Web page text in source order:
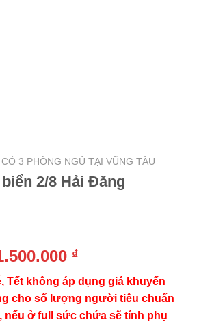
3 PHÒNG NGỦ TẠI VŨNG TÀU
2/8 Hải Đăng
₫.
₫Giá
tại
là:
Tết không áp dụng giá khuyến
cho số lượng người tiêu chuẩn
nếu ở full sức chứa sẽ tính phụ